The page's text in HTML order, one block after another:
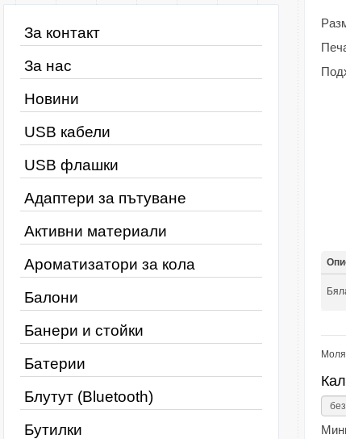
За контакт
За нас
Новини
USB кабели
USB флашки
Адаптери за пътуване
Активни материали
Ароматизатори за кола
Балони
Банери и стойки
Батерии
Блутут (Bluetooth)
Бутилки